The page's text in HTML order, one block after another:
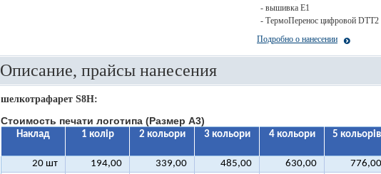
- вышивка E1
- ТермоПеренос цифровой DTT2
Подробно о нанесении
Описание, прайсы нанесения
шелкотрафарет S8H:
Стоимость печати логотипа (Размер А3)
Наклад 1 колір 2 кольори 3 кольори 4 кольори 5 кольорів
20 шт 194,00 339,00 485,00 630,00
776,00